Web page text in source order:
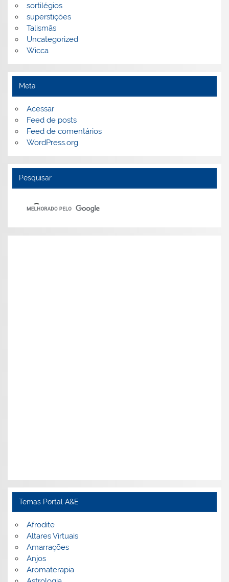
sortilégios
superstições
Talismãs
Uncategorized
Wicca
Meta
Acessar
Feed de posts
Feed de comentários
WordPress.org
Pesquisar
Temas Portal A&E
Afrodite
Altares Virtuais
Amarrações
Anjos
Aromaterapia